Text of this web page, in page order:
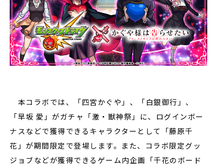
本コラボでは、「四宮かぐや」、「白銀御行」、
「早坂 愛」がガチャ「激・獣神祭」に、ログインボー
ナスなどで獲得できるキャラクターとして「藤原千
花」が期間限定で登場します。また、コラボ限定グッ
ジョブなどが獲得できるゲーム内企画「千花のボード